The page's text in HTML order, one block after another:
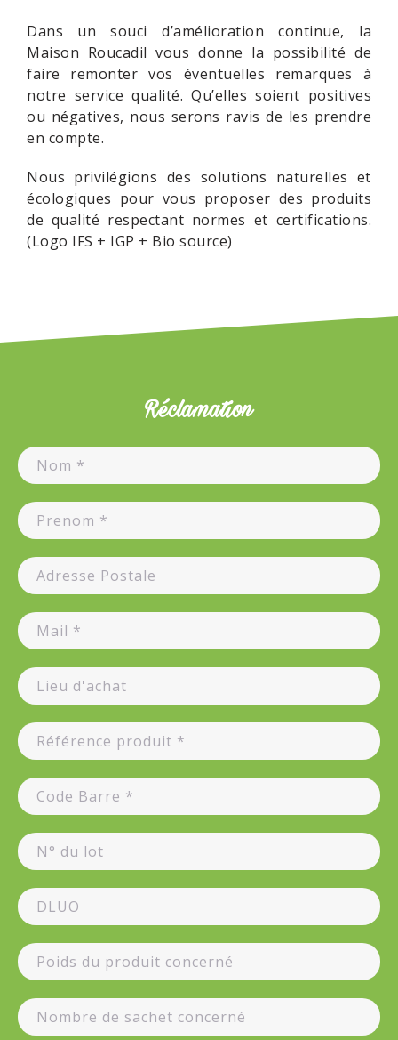
Dans un souci d’amélioration continue, la
Maison Roucadil vous donne la possibilité de
faire remonter vos éventuelles remarques à
notre service qualité. Qu’elles soient positives
ou négatives, nous serons ravis de les prendre
en compte.
Nous privilégions des solutions naturelles et
écologiques pour vous proposer des produits
de qualité respectant normes et certifications.
(Logo IFS + IGP + Bio source)
Réclamation